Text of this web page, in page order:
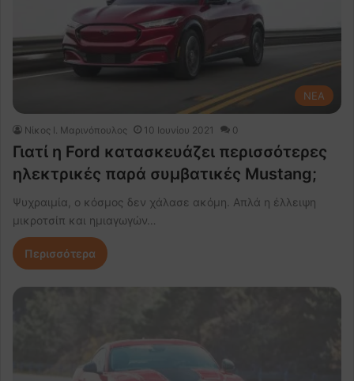
NEA
Nίκος Ι. Mαρινόπουλος 10 Ιουνίου 2021 0
Γιατί η Ford κατασκευάζει περισσότερες
ηλεκτρικές παρά συμβατικές Mustang;
Ψυχραιμία, ο κόσμος δεν χάλασε ακόμη. Απλά η έλλειψη
μικροτσίπ και ημιαγωγών…
Περισσότερα